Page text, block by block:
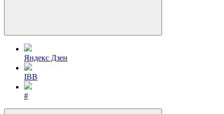
Яндекс Дзен
IBB
#